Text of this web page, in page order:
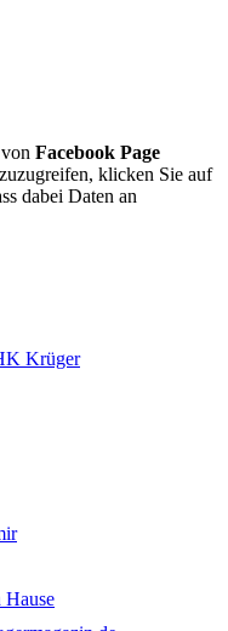
Facebook Page
klicken Sie auf
dabei Daten an
Krüger